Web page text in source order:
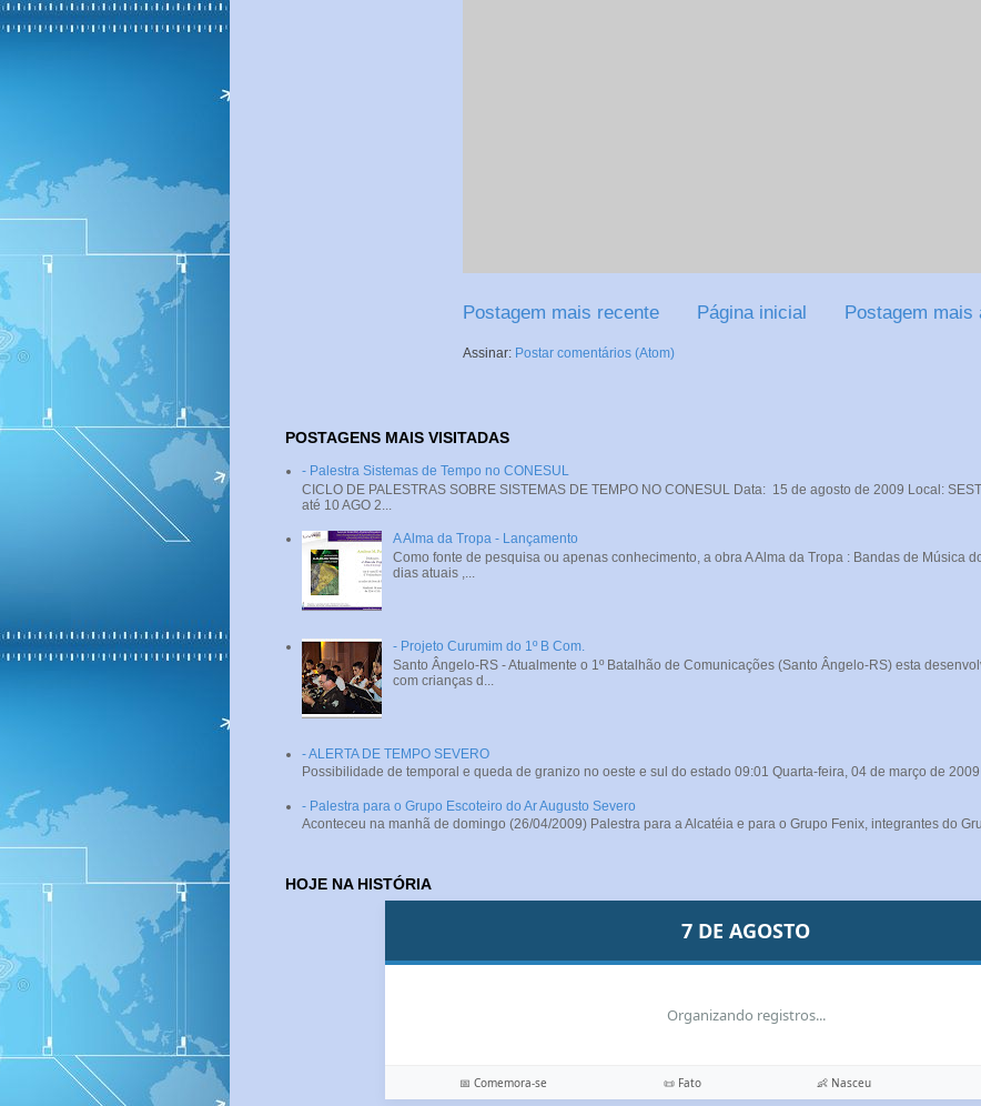
Postagem mais recente Postagem mais
Página inicial
Assinar: Postar comentários (Atom)
POSTAGENS MAIS VISITADAS
- Palestra Sistemas de Tempo no CONESUL
CICLO DE PALESTRAS SOBRE SISTEMAS DE TEMPO NO CONESUL Data: 15 de agosto de 2009 Local:
até 10 AGO 2...
A Alma da Tropa - Lançamento
Como fonte de pesquisa ou apenas conhecimento, a obra A Alma da Tropa : Bandas de Música
dias atuais ,...
- Projeto Curumim do 1º B Com.
Santo Ângelo-RS - Atualmente o 1º Batalhão de Comunicações (Santo Ângelo-RS) esta
com crianças d...
- ALERTA DE TEMPO SEVERO
Possibilidade de temporal e queda de granizo no oeste e sul do estado 09:01 Quarta-feira, 04 de março de
- Palestra para o Grupo Escoteiro do Ar Augusto Severo
Aconteceu na manhã de domingo (26/04/2009) Palestra para a Alcatéia e para o Grupo Fenix, integrantes do
HOJE NA HISTÓRIA
7 DE AGOSTO
Organizando registros...
📅 Comemora-se 📜 Fato 👶 Nasceu